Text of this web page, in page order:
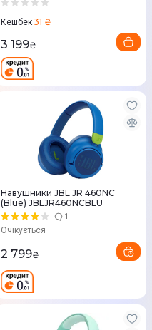
Кешбек31 ₴
3 199₴
Навушники JBL JR 460NC
(Blue) JBLJR460NCBLU
1
Очікується
2 799₴